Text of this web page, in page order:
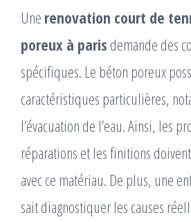
Une renovation court de
poreux à paris demande des
spécifiques. Le béton poreux
caractéristiques particulières,
l’évacuation de l’eau. Ainsi, les
réparations et les finitions
avec ce matériau. De plus, une
sait diagnostiquer les causes